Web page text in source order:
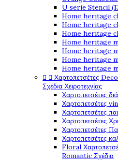
U serie Stencil
Home heritage
Home heritage
Home heritage
Home heritage
Home heritage
Home heritage
Home heritage
  Χαρτοπετσέτες
Σχέδια Χειροτεχνίας
Χαρτοπετσέτες
Χαρτοπετσέτες
Χαρτοπετσέτες
Χαρτοπετσέτες
Χαρτοπετσέτες
Χαρτοπετσέτες
Floral
Romantic Σχέδια